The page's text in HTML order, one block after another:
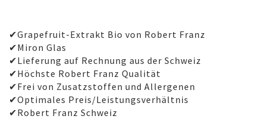
✔Grapefruit-Extrakt Bio von Robert Franz
✔Miron Glas
✔Lieferung auf Rechnung aus der Schweiz
✔Höchste Robert Franz Qualität
✔Frei von Zusatzstoffen und Allergenen
✔Optimales Preis/Leistungsverhältnis
✔Robert Franz Schweiz